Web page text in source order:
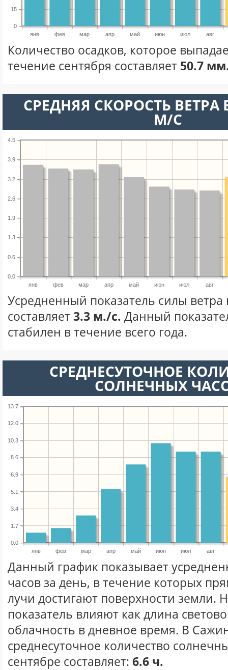
янв фев мар апр май июн июл авг
0
15
Количество осадков, которое
течение сентября составляет 50.7
СРЕДНЯЯ СКОРОСТЬ ВЕТРА
М/С
янв фев мар апр май июн июл авг
0.0
0.6
1.3
1.9
2.6
3.2
3.9
4.5
Усредненный показатель силы ветра
составляет3.3 м./с. Данный
стабилен в течение всего года.
СРЕДНЕСУТОЧНОЕ
СОЛНЕЧНЫХ
янв фев мар апр май июн июл авг
0.0
1.7
3.4
5.1
6.9
8.6
10.3
12.0
13.7
Данный график показывает
часов за день, в течение которых
лучи достигают поверхности земли.
показатель влияют как длина
облачность в дневное время. В
среднесуточное количество
сентябре составляет: 6.6 ч.